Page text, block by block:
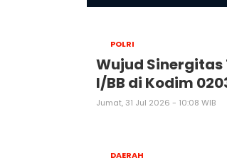
POLRI
Wujud
I/BB di Kodim
Jumat, 31 Jul 2026 - 10:08 WIB
DAERAH